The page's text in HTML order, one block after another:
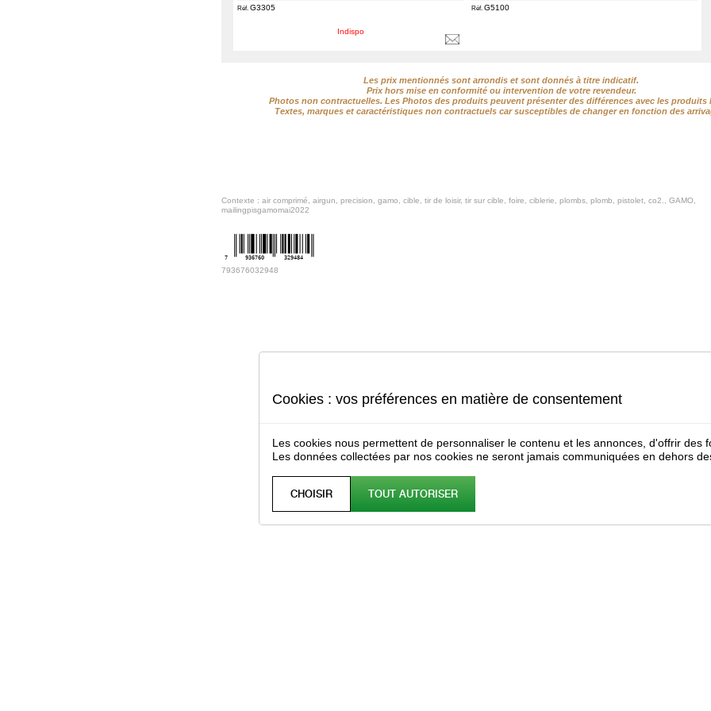
Indispo
Réf. G3305 Réf. G5100
Les prix mentionnés sont arrondis et sont donnés à titre indicatif.
Prix hors mise en conformité ou intervention de votre revendeur.
Photos non contractuelles. Les Photos des produits peuvent présenter des différences avec les produits
Textes, marques et caractéristiques non contractuels car susceptibles de changer en fonction des
Contexte : air comprimé, airgun, precision, gamo, cible, tir de loisir, tir sur cible, foire, ciblerie, plombs, plomb, pistolet, co2., GAMO,
mailingpisgamomai2022
7 936760 329484
793676032948
Cookies : vos préférences en matière de consentement
Les cookies nous permettent de personnaliser le contenu et les annonces, d'offrir des
Les données collectées par nos cookies ne seront jamais communiquées en dehors
CHOISIR TOUT AUTORISER